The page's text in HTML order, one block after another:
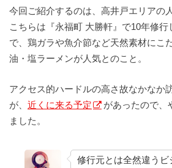
今回ご紹介するのは、高井戸エリアの
こちらは『永福町 大勝軒』で10年修
で、鶏ガラや魚介節など天然素材にこ
油・塩ラーメンが人気とのこと。
アクセス的ハードルの高さ故なかなか
が、 近くに来る予定
があったので、
ました。
修行元とは全然違うビ